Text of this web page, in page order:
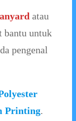
atau
bantu untuk
pengenal
Printing.